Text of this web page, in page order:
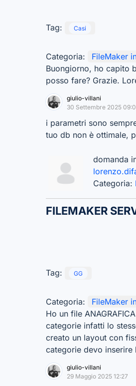
Tag: Casi
Categoria:
FileMaker
Buongiorno, ho capito
posso fare? Grazie.
giulio-villani
30 Settembre 2025
i parametri sono
tuo db non è ottimale,
domanda
Categoria:
FILEMAKER
Tag: GG
Categoria:
FileMaker
Ho un file
categorie infatti lo
creato un layout con
categorie devo
giulio-villani
29 Maggio 2025 12:27